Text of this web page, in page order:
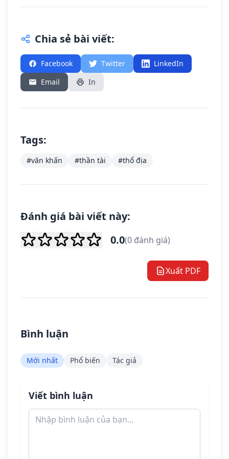
Chia sẻ bài viết:
Facebook Twitter
LinkedIn
Email
In
Tags:
#văn khấn #thần tài #thổ địa
Đánh giá bài viết này:
0.0(0 đánh giá)
Xuất PDF
Bình luận
Mới nhất Phổ biến Tác giả
Viết bình luận